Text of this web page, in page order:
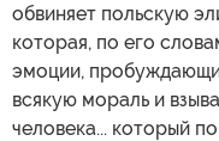
обвиняет польскую
которая, по его
эмоции,
всякую мораль и
человека... который